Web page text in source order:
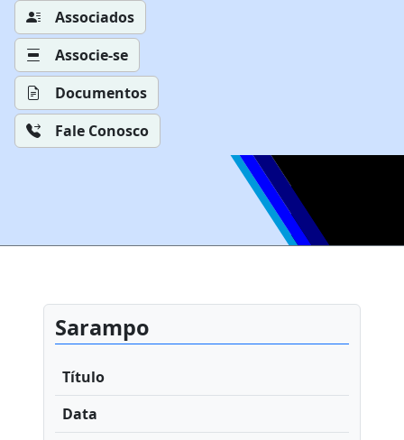
Associados
Associe-se
Documentos
Fale Conosco
Sarampo
Título
Data